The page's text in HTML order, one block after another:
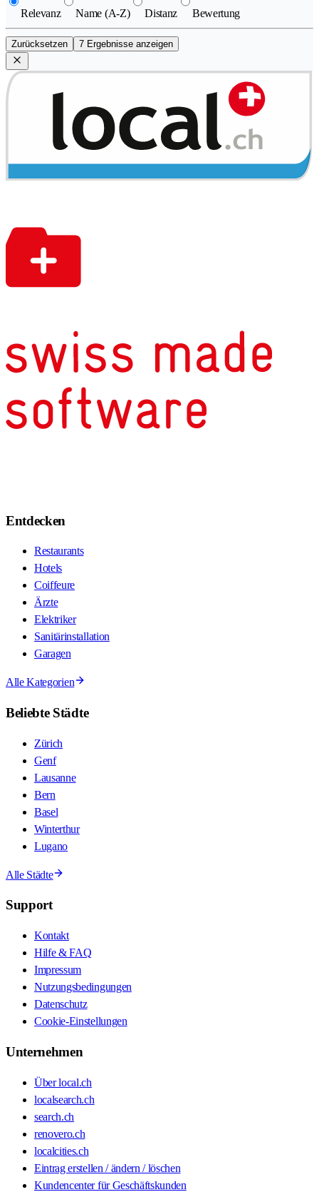
Relevanz Name (A-Z) Distanz Bewertung
Zurücksetzen 7 Ergebnisse anzeigen
Entdecken
Restaurants
Hotels
Coiffeure
Ärzte
Elektriker
Sanitärinstallation
Garagen
Alle Kategorien
Beliebte Städte
Zürich
Genf
Lausanne
Bern
Basel
Winterthur
Lugano
Alle Städte
Support
Kontakt
Hilfe & FAQ
Impressum
Nutzungsbedingungen
Datenschutz
Cookie-Einstellungen
Unternehmen
Über local.ch
localsearch.ch
search.ch
renovero.ch
localcities.ch
Eintrag erstellen / ändern / löschen
Kundencenter für Geschäftskunden